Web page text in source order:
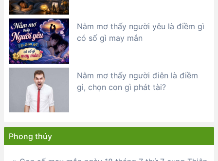
Nằm mơ thấy người yêu là điềm gì
có số gì may mắn
Nằm mơ thấy người điên là điềm
gì, chọn con gì phát tài?
Phong thủy